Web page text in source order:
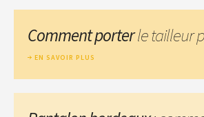
Comment porterle tailleur
EN SAVOIR PLUS